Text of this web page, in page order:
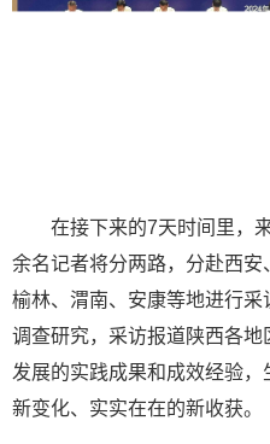
在接下来的7天时间里，
余名记者将分两路，分赴西安
榆林、渭南、安康等地进行
调查研究，采访报道陕西各
发展的实践成果和成效经验
新变化、实实在在的新收获。